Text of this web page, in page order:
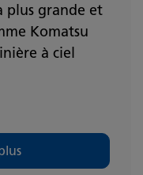
plus grande et
Komatsu
à ciel